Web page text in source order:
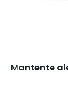
Mantente